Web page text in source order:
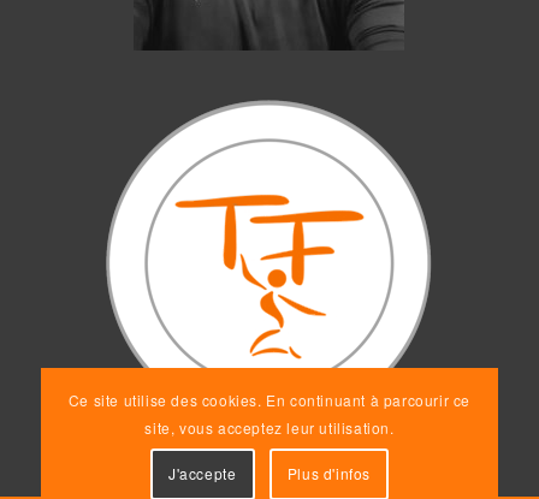
Ce site utilise des cookies. En continuant à parcourir ce
site, vous acceptez leur utilisation.
J'accepte Plus d'infos